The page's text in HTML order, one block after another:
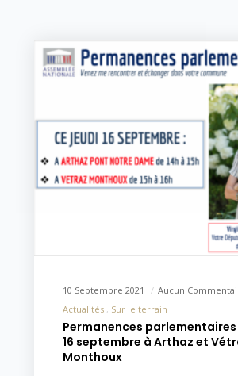
10 Septembre 2021
Aucun
Actualités
Sur le terrain
Permanences parlementaires
16 septembre à Arthaz et
Monthoux